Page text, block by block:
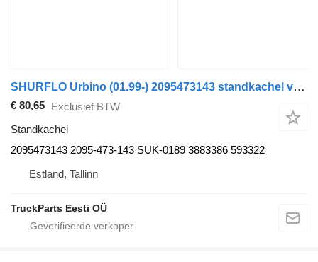
SHURFLO Urbino (01.99-) 2095473143 standkachel voor Solaris Urbino, Alpino, Vacanza (1999-) bus
€ 80,65 Exclusief BTW
Standkachel
2095473143 2095-473-143 SUK-0189 3883386 593322
Estland, Tallinn
TruckParts Eesti OÜ